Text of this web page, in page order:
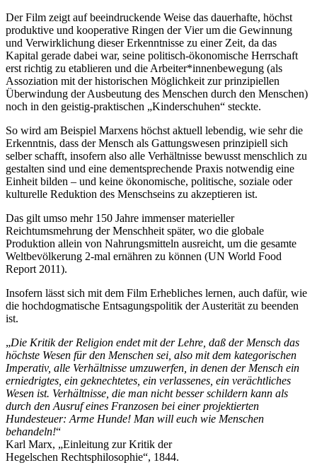
Der Film zeigt auf beeindruckende Weise das dauerhafte, höchst
produktive und kooperative Ringen der Vier um die Gewinnung
und Verwirklichung dieser Erkenntnisse zu einer Zeit, da das
Kapital gerade dabei war, seine politisch-ökonomische Herrschaft
erst richtig zu etablieren und die Arbeiter*innenbewegung (als
Assoziation mit der historischen Möglichkeit zur prinzipiellen
Überwindung der Ausbeutung des Menschen durch den Menschen)
noch in den geistig-praktischen „Kinderschuhen“ steckte.
So wird am Beispiel Marxens höchst aktuell lebendig, wie sehr die
Erkenntnis, dass der Mensch als Gattungswesen prinzipiell sich
selber schafft, insofern also alle Verhältnisse bewusst menschlich zu
gestalten sind und eine dementsprechende Praxis notwendig eine
Einheit bilden – und keine ökonomische, politische, soziale oder
kulturelle Reduktion des Menschseins zu akzeptieren ist.
Das gilt umso mehr 150 Jahre immenser materieller
Reichtumsmehrung der Menschheit später, wo die globale
Produktion allein von Nahrungsmitteln ausreicht, um die gesamte
Weltbevölkerung 2-mal ernähren zu können (UN World Food
Report 2011).
Insofern lässt sich mit dem Film Erhebliches lernen, auch dafür, wie
die hochdogmatische Entsagungspolitik der Austerität zu beenden
ist.
„Die Kritik der Religion endet mit der Lehre, daß der Mensch das
höchste Wesen für den Menschen sei, also mit dem kategorischen
Imperativ, alle Verhältnisse umzuwerfen, in denen der Mensch ein
erniedrigtes, ein geknechtetes, ein verlassenes, ein verächtliches
Wesen ist. Verhältnisse, die man nicht besser schildern kann als
durch den Ausruf eines Franzosen bei einer projektierten
Hundesteuer: Arme Hunde! Man will euch wie Menschen
behandeln!“
Karl Marx, „Einleitung zur Kritik der
Hegelschen Rechtsphilosophie“, 1844.